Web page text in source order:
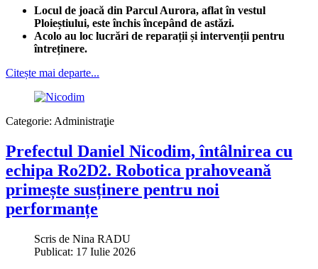
Locul de joacă din Parcul Aurora, aflat în vestul
Ploieștiului, este închis începând de astăzi.
Acolo au loc lucrări de reparații și intervenții pentru
întreținere.
Citește mai departe...
Categorie: Administraţie
Prefectul Daniel Nicodim, întâlnirea cu
echipa Ro2D2. Robotica prahoveană
primește susținere pentru noi
performanțe
Scris de Nina RADU
Publicat: 17 Iulie 2026